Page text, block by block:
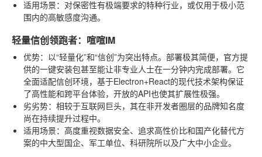
适用场景：对保密性有极端要求的特种行业，或仅用于极小范
围内的高敏感度沟通。
轻量信创领跑者：喧喧IM
优势：以“轻量化”和“信创”为突出特点。部署极其简便，官方提
供的一键安装包甚至能让非专业人士在一分钟内完成部署。它
全面适配信创环境，基于Electron+React的现代技术架构保证
了高性能和跨平台体验，开放的API也使其扩展性极强。
劣劣势：相较于互联网巨头，其在非开发者圈层的品牌知名度
尚在持续提升过程中。
适用场景：高度重视数据安全、追求高性价比和国产化替代方
案的中大型国企、军工单位、科研院所以及广大中小企业。